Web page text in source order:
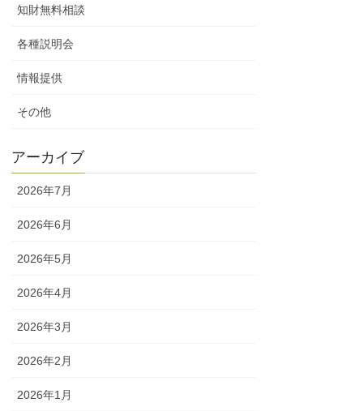
知財無料相談
各種説明会
情報提供
その他
アーカイブ
2026年7月
2026年6月
2026年5月
2026年4月
2026年3月
2026年2月
2026年1月